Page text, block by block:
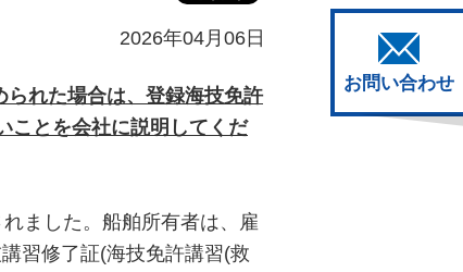
お問い合わせ
2026年04月06日
れた場合は、登録海技免許
ことを会社に説明してくだ
ました。船舶所有者は、雇
習修了証(海技免許講習(救